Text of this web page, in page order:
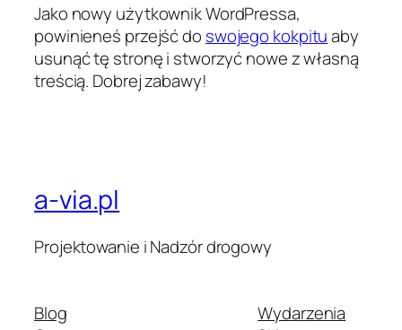
Jako nowy użytkownik WordPressa,
powinieneś przejść do swojego kokpituaby
usunąć tę stronę i stworzyć nowe z własną
treścią. Dobrej zabawy!
a-via.pl
Projektowanie i Nadzór drogowy
Blog
Wydarzenia